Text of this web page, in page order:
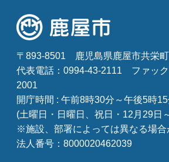
〒893-8501
鹿児島県鹿屋市共栄
代表電話：0994-43-2111
ファッ
2001
開庁時間 : 午前8時30分～午後5時
(土曜日・日曜日、祝日・12月29日
※施設、部署によっては異なる場合
法人番号：8000020462039